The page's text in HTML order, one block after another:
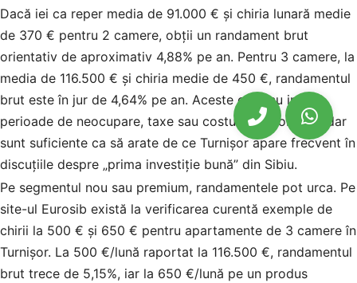
Dacă iei ca reper media de 91.000 € și chiria lunară medie
de 370 € pentru 2 camere, obții un randament brut
orientativ de aproximativ 4,88% pe an. Pentru 3 camere, la
media de 116.500 € și chiria medie de 450 €, randamentul
brut este în jur de 4,64% pe an. Aceste cifre nu includ
perioade de neocupare, taxe sau costuri de mobilare, dar
sunt suficiente ca să arate de ce Turnișor apare frecvent în
discuțiile despre „prima investiție bună” din Sibiu.
Pe segmentul nou sau premium, randamentele pot urca. Pe
site-ul Eurosib există la verificarea curentă exemple de
chirii la 500 € și 650 € pentru apartamente de 3 camere în
Turnișor. La 500 €/lună raportat la 116.500 €, randamentul
brut trece de 5,15%, iar la 650 €/lună pe un produs